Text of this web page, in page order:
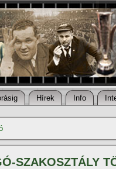
Hí­rek Info
SZAKOSZTÁLY